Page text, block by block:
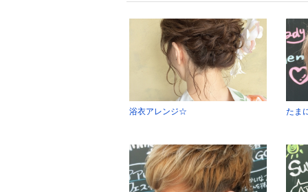
浴衣アレンジ☆ たま